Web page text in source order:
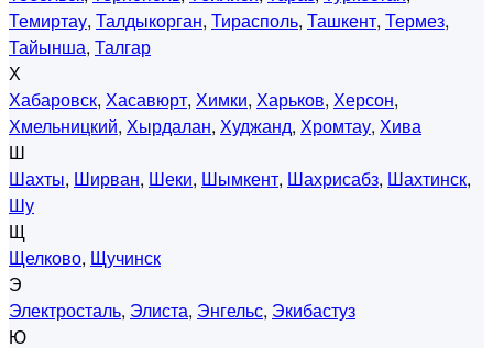
Темиртау, Талдыкорган, Тирасполь, Ташкент, Термез,
Тайынша, Талгар
Х
Хабаровск, Хасавюрт, Химки, Харьков, Херсон,
Хмельницкий, Хырдалан, Худжанд, Хромтау, Хива
Ш
Шахты, Ширван, Шеки, Шымкент, Шахрисабз, Шахтинск,
Шу
Щ
Щелково, Щучинск
Э
Электросталь, Элиста, Энгельс, Экибастуз
Ю